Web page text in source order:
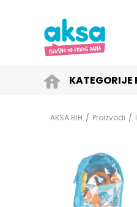
KATEGORIJE
AKSA BIH Proizvodi